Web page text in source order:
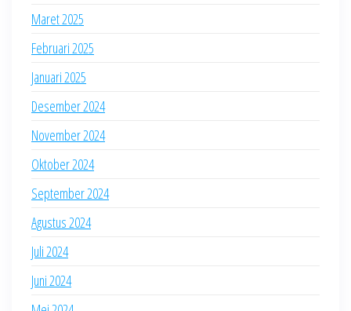
Maret 2025
Februari 2025
Januari 2025
Desember 2024
November 2024
Oktober 2024
September 2024
Agustus 2024
Juli 2024
Juni 2024